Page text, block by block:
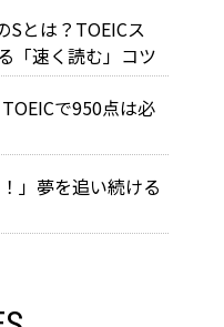
Sとは？TOEICス
「速く読む」コツ
で950点は必
」夢を追い続ける